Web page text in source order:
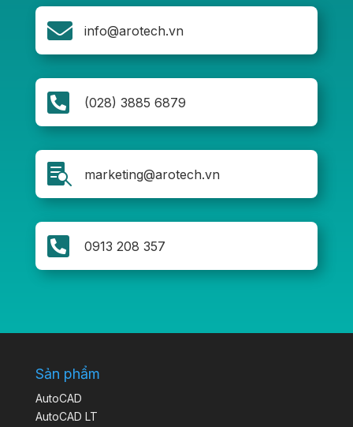
 info@arotech.vn
 (028) 3885 6879
 marketing@arotech.vn
 0913 208 357
Sản phẩm
AutoCAD
AutoCAD LT